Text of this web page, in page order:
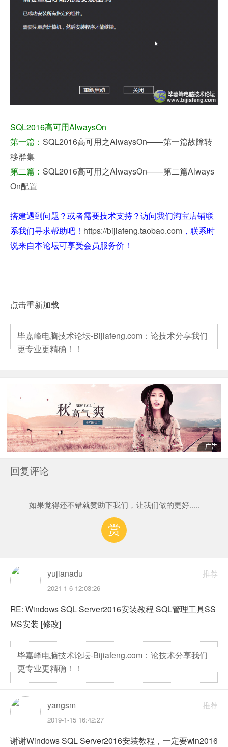
SQL2016高可用AlwaysOn
第一篇： SQL2016高可用之AlwaysOn——第一篇故障转
移群集
第二篇： SQL2016高可用之AlwaysOn——第二篇Always
On配置
搭建遇到问题？或者需要技术支持？访问我们淘宝店铺联
系我们寻求帮助吧！ https://bijiafeng.taobao.com，联系时
说来自本论坛可享受会员服务价！
点击重新加载
毕嘉峰电脑技术论坛-Bijiafeng.com：论技术分享我们
更专业更精确！！
回复评论
如果觉得还不错就赞助下我们，让我们做的更好.....
赏
推荐
yujianadu
2021-1-6 12:03:26
RE: Windows SQL Server2016安装教程 SQL管理工具SS
MS安装 [修改]
毕嘉峰电脑技术论坛-Bijiafeng.com：论技术分享我们
更专业更精确！！
推荐
yangsm
2019-1-15 16:42:27
谢谢Windows SQL Server2016安装教程，一定要win2016